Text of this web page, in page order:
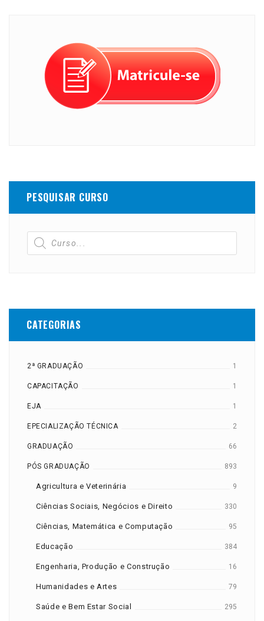
PESQUISAR CURSO
CATEGORIAS
2ª GRADUAÇÃO 1
CAPACITAÇÃO 1
EJA 1
EPECIALIZAÇÃO TÉCNICA 2
GRADUAÇÃO 66
PÓS GRADUAÇÃO 893
Agricultura e Veterinária 9
Ciências Sociais, Negócios e Direito 330
Ciências, Matemática e Computação 95
Educação 384
Engenharia, Produção e Construção 16
Humanidades e Artes 79
Saúde e Bem Estar Social 295